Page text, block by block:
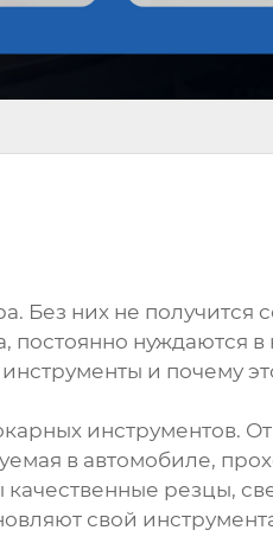
Без них не получится
нуждаются
и почему
инструментов.
в автомобиле,
резцы,
свой